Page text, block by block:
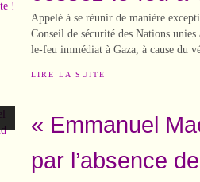
Appelé à se réunir de manière
Conseil de sécurité des Nations
le-feu immédiat à Gaza, à cause du
LIRE LA SUITE
« Emmanuel
par l’absence